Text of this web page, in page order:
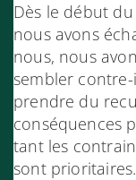
Dès le début
nous avons
nous, nous
sembler
prendre du
conséquences
tant les
sont